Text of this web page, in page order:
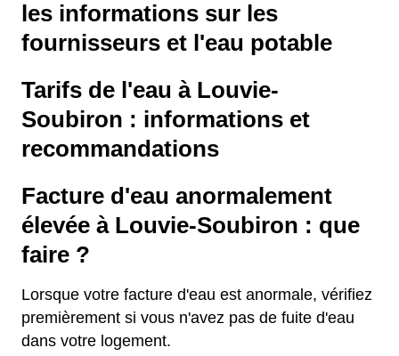
les informations sur les
fournisseurs et l'eau potable
Tarifs de l'eau à Louvie-
Soubiron : informations et
recommandations
Facture d'eau anormalement
élevée à Louvie-Soubiron : que
faire ?
Lorsque votre facture d'eau est anormale, vérifiez
premièrement si vous n'avez pas de fuite d'eau
dans votre logement.